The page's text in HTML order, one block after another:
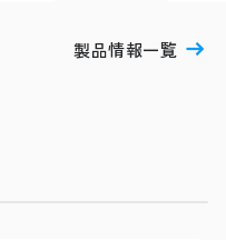
製品情報一覧